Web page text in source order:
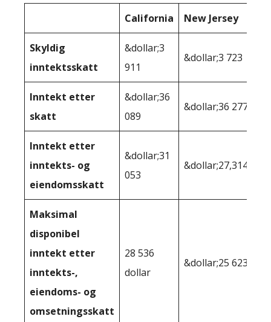
California New Jersey
Skyldig
inntektsskatt
&dollar;3
911
&dollar;3 723
Inntekt etter
skatt
&dollar;36
089
&dollar;36 277
Inntekt etter
inntekts- og
eiendomsskatt
&dollar;31
053
&dollar;27,314
Maksimal
disponibel
inntekt etter
inntekts-,
eiendoms- og
omsetningsskatt
28 536
dollar
&dollar;25 623